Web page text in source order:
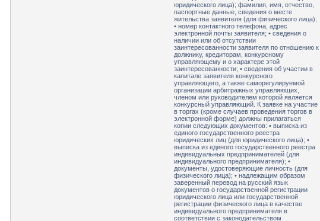
юридического лица); фамилия, имя, отчество,
паспортные данные, сведения о месте
жительства заявителя (для физического лица);
• номер контактного телефона, адрес
электронной почты заявителя; • сведения о
наличии или об отсутствии
заинтересованности заявителя по отношению к
должнику, кредиторам, конкурсному
управляющему и о характере этой
заинтересованности; • сведения об участии в
капитале заявителя конкурсного
управляющего, а также саморегулируемой
организации арбитражных управляющих,
членом или руководителем которой является
конкурсный управляющий. К заявке на участие
в торгах (кроме случаев проведения торгов в
электронной форме) должны прилагаться
копии следующих документов: • выписка из
единого государственного реестра
юридических лиц (для юридического лица); •
выписка из единого государственного реестра
индивидуальных предпринимателей (для
индивидуального предпринимателя); •
документы, удостоверяющие личность (для
физического лица); • надлежащим образом
заверенный перевод на русский язык
документов о государственной регистрации
юридического лица или государственной
регистрации физического лица в качестве
индивидуального предпринимателя в
соответствии с законодательством